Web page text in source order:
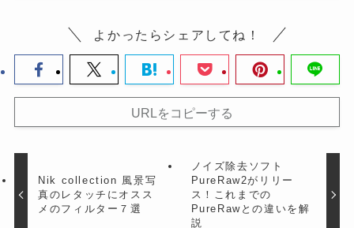
よかったらシェアしてね！
URLをコピーする
Nik collection 風景写
真のレタッチにオスス
メのフィルター７選
ノイズ除去ソフト
PureRaw2がリリー
ス！これまでの
PureRawとの違いを解
説